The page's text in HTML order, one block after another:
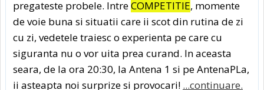
pregateste probele. IntreCOMPETITIE, momente
de voie buna si situatii care ii scot din rutina de zi
cu zi, vedetele traiesc o experienta pe care cu
siguranta nu o vor uita prea curand. In aceasta
seara, de la ora 20:30, la Antena 1 si pe AntenaPLa,
ii asteapta noi surprize si provocari! ...continuare.